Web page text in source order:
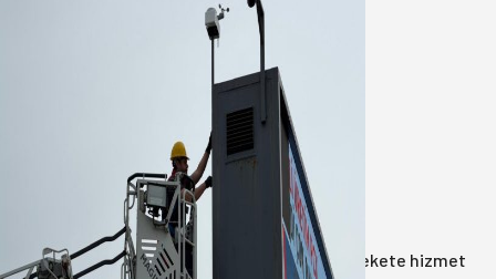
Büyükşehir Çevresel İzleme Ağını
Bandırma ile Güçlendirdi
05 Ağustos 2026
Anasayfa/Gündem/Akın: Benim derdim memlekete hizmet